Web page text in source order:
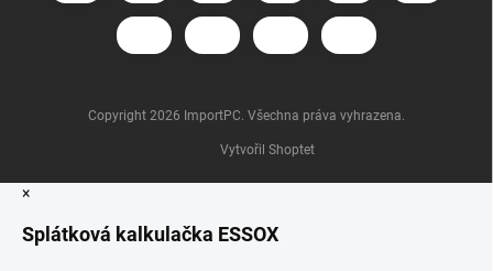
Vytvořil Shoptet
Copyright 2026 ImportPC. Všechna práva vyhrazena.
×
Splátková kalkulačka ESSOX